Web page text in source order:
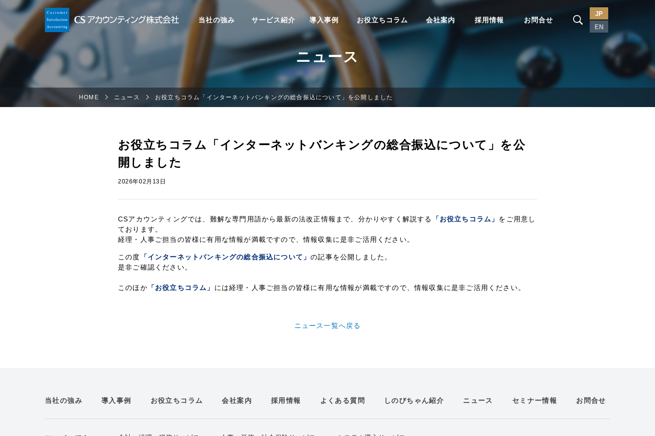
当社の強み サービス紹介 導入事例 お役立ちコラム 会社案内 採用情報 お問合せ
JP
EN
ニュース
HOME ニュース お役立ちコラム「インターネットバンキングの総合振込について」を公開しました
お役立ちコラム「インターネットバンキングの総合振込について」を公
開しました
2026年02月13日
CSアカウンティングでは、難解な専門用語から最新の法改正情報まで、分かりやすく解説する 「お役立ちコラム」 をご用意し
ております。
経理・人事ご担当の皆様に有用な情報が満載ですので、情報収集に是非ご活用ください。
この度 「インターネットバンキングの総合振込について」の記事を公開しました。
是非ご確認ください。
このほか 「お役立ちコラム」 には経理・人事ご担当の皆様に有用な情報が満載ですので、情報収集に是非ご活用ください。
ニュース一覧へ戻る
当社の強み 導入事例 お役立ちコラム 会社案内 採用情報 よくある質問 しのびちゃん紹介 ニュース セミナー情報 お問合せ